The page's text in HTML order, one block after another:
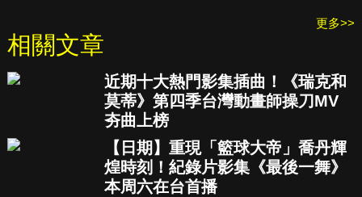
更多>>
相關文章
近期十大熱門影集插曲！《瑞克和
莫蒂》第四季台灣動畫師操刀MV
夯曲上榜
【日期】重現「籃球大帝」喬丹輝
煌時刻！紀錄片影集《最後一舞》
本周六在台首播